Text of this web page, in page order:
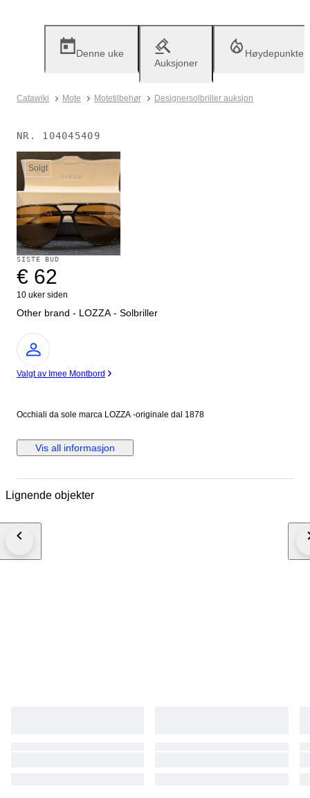
Denne uke
Auksjoner
Høydepunkter
Catawiki Mote Motetilbehør Designersolbriller auksjon
NR. 104045409
Solgt
SISTE BUD
€ 62
10 uker siden
Other brand - LOZZA - Solbriller
Ekspert
Valgt av Imee Montbord
Occhiali da sole marca LOZZA -originale dal 1878
Vis all informasjon
Lignende objekter